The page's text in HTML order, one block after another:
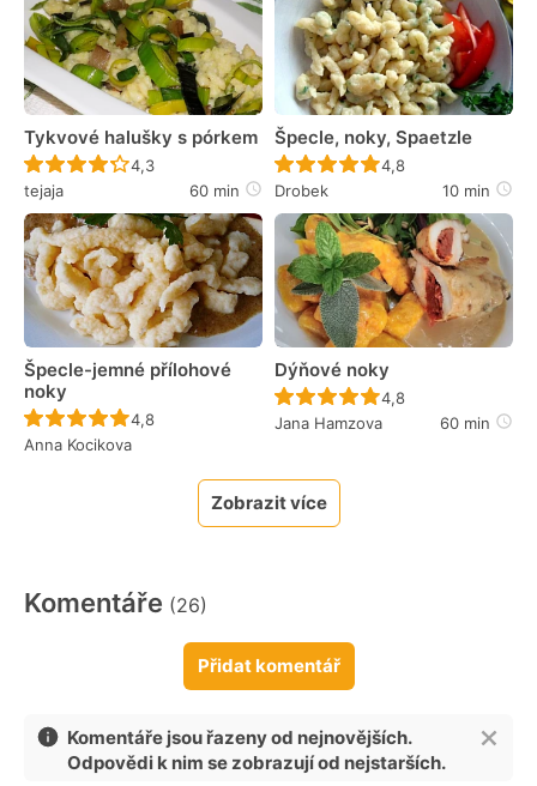
Tykvové halušky s pórkem
Recept ještě nebyl hodnocen
4,3
tejaja
60 min
Špecle, noky, Spaetzle
Recept ještě nebyl
4,8
Drobek
10 min
Špecle-jemné přílohové
noky
Recept ještě nebyl hodnocen
4,8
Anna Kocikova
Dýňové noky
Recept ještě nebyl
4,8
Jana Hamzova
60 min
Zobrazit více
Komentáře (26)
Přidat komentář
Komentáře jsou řazeny od nejnovějších.
Odpovědi k nim se zobrazují od nejstarších.